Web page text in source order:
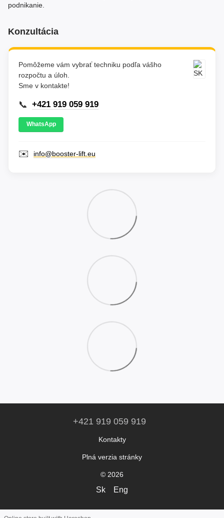
podnikanie.
Konzultácia
Pomôžeme vám vybrať techniku podľa vášho
rozpočtu a úloh.
Sme v kontakte!
📞 +421 919 059 919
WhatsApp
✉️ info@booster-lift.eu
+421 919 059 919
Kontakty
Plná verzia stránky
© 2026
Sk Eng